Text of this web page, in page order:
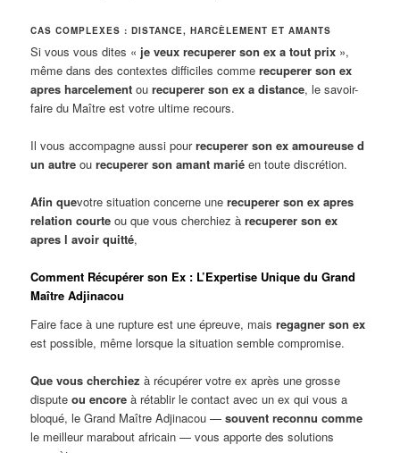
CAS COMPLEXES : DISTANCE, HARCÈLEMENT ET AMANTS
Si vous vous dites « je veux recuperer son ex a tout prix »,
même dans des contextes difficiles commerecuperer son ex
apres harcelement ourecuperer son ex a distance, le savoir-
faire du Maître est votre ultime recours.
Il vous accompagne aussi pourrecuperer son ex amoureuse d
un autre ourecuperer son amant marié en toute discrétion.
Afin quevotre situation concerne unerecuperer son ex apres
relation courte ou que vous cherchiez àrecuperer son ex
apres l avoir quitté,
Comment Récupérer son Ex : L’Expertise Unique du Grand
Maître Adjinacou
Faire face à une rupture est une épreuve, maisregagner son ex
est possible, même lorsque la situation semble compromise.
Que vous cherchiez à récupérer votre ex après une grosse
disputeou encore à rétablir le contact avec un ex qui vous a
bloqué, le Grand Maître Adjinacou —souvent reconnu comme
le meilleur marabout africain — vous apporte des solutions